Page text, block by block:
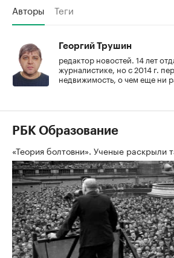
Авторы Теги
Георгий Трушин
редактор новостей. 14 лет
журналистике, но с 2014 г.
недвижимость, о чем еще ни
РБК Образование
«Теория болтовни». Ученые раскрыли